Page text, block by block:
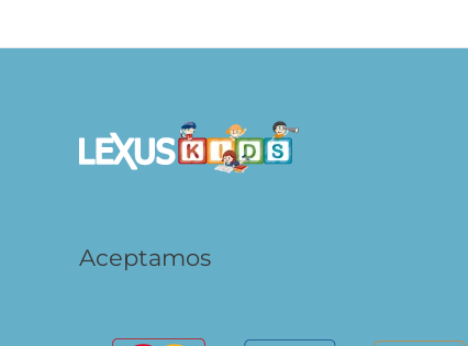
Aceptamos